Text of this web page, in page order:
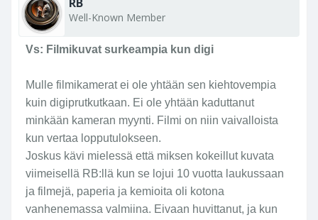
Well-Known Member
Vs: Filmikuvat surkeampia kun digi
Mulle filmikamerat ei ole yhtään sen kiehtovempia
kuin digiprutkutkaan. Ei ole yhtään kaduttanut
minkään kameran myynti. Filmi on niin vaivalloista
kun vertaa lopputulokseen.
Joskus kävi mielessä että miksen kokeillut kuvata
viimeisellä RB:llä kun se lojui 10 vuotta laukussaan
ja filmejä, paperia ja kemioita oli kotona
vanhenemassa valmiina. Eivaan huvittanut, ja kun